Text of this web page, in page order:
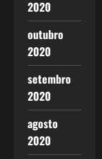
2020
outubro
2020
setembro
2020
agosto
2020